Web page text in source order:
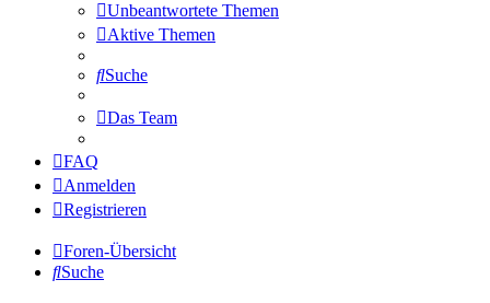
Unbeantwortete Themen
Aktive Themen
Suche
Das Team
FAQ
Anmelden
Registrieren
Foren-Übersicht
Suche